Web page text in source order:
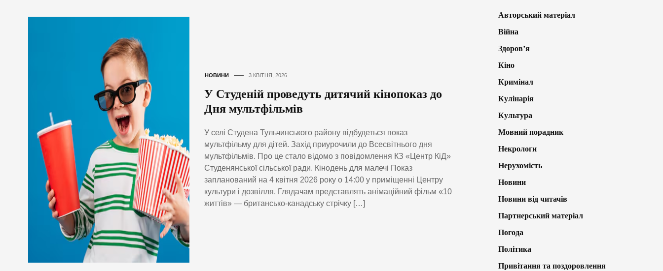
НОВИНИ 3 КВІТНЯ, 2026
У Студеній проведуть дитячий кінопоказ до
Дня мультфільмів
У селі Студена Тульчинського району відбудеться показ
мультфільму для дітей. Захід приурочили до Всесвітнього дня
мультфільмів. Про це стало відомо з повідомлення КЗ «Центр КіД»
Студенянської сільської ради. Кінодень для малечі Показ
запланований на 4 квітня 2026 року о 14:00 у приміщенні Центру
культури і дозвілля. Глядачам представлять анімаційний фільм «10
життів» — британсько-канадську стрічку […]
Авторський матеріал
Війна
Здоров’я
Кіно
Кримінал
Кулінарія
Культура
Мовний порадник
Некрологи
Нерухомість
Новини
Новини від читачів
Партнерський матеріал
Погода
Політика
Привітання та поздоровлення